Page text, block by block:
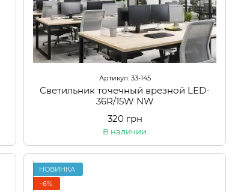
Артикул: 33-145
Светильник точечный врезной LED-
36R/15W NW
320 грн
В наличии
НОВИНКА
−6%